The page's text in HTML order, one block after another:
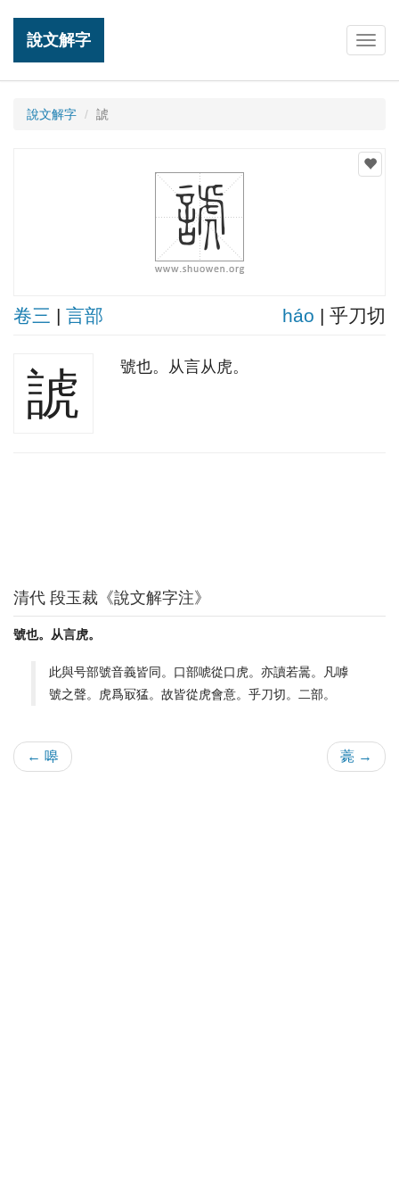
說文解字
說文解字 諕
卷三 | 言部 háo | 乎刀切
諕 號也。从言从虎。
清代 段玉裁《說文解字注》
號也。从言虎。
此與号部號音義皆同。口部唬從口虎。亦讀若暠。凡嘑
號之聲。虎爲冣猛。故皆從虎會意。乎刀切。二部。
← 嗥 薧 →